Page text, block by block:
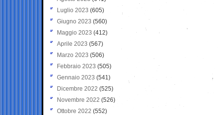
Luglio 2023 (605)
Giugno 2023 (560)
Maggio 2023 (412)
Aprile 2023 (567)
Marzo 2023 (506)
Febbraio 2023 (505)
Gennaio 2023 (541)
Dicembre 2022 (525)
Novembre 2022 (526)
Ottobre 2022 (552)